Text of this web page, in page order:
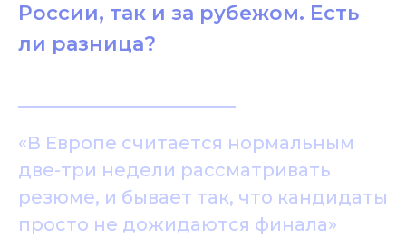
России, так и за рубежом. Есть
ли разница?
«В Европе считается нормальным
две-три недели рассматривать
резюме, и бывает так, что кандидаты
просто не дожидаются финала»